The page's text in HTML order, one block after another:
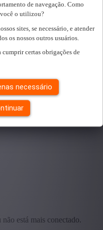
de navegação. Como
você o utilizou?
sites, se necessário, e atender
os nossos outros usuários.
cumprir certas obrigações de
necessário
encontramos um
está mais conectado.